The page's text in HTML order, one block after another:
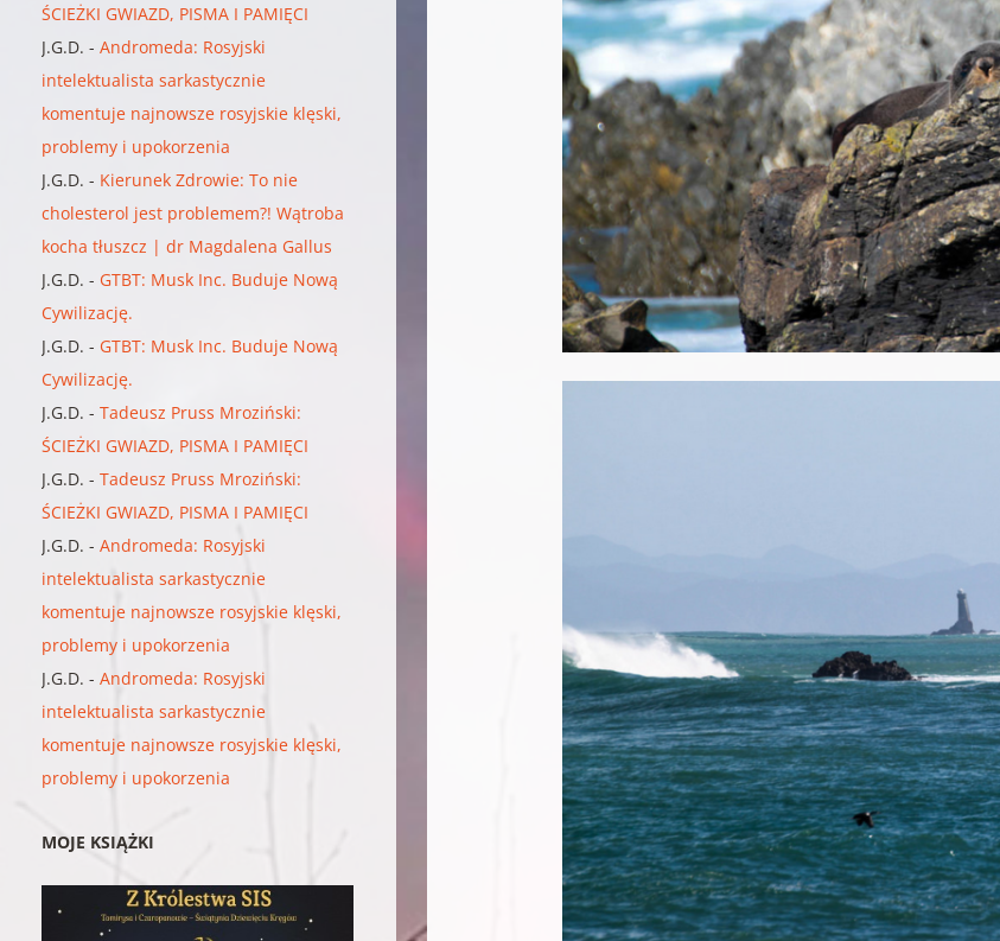
ŚCIEŻKI GWIAZD, PISMA I PAMIĘCI
J.G.D. -Andromeda: Rosyjski
intelektualista sarkastycznie
komentuje najnowsze rosyjskie klęski,
problemy i upokorzenia
J.G.D. - Kierunek Zdrowie: To nie
cholesterol jest problemem?! Wątroba
kocha tłuszcz | dr Magdalena Gallus
J.G.D. - GTBT: Musk Inc. Buduje Nową
Cywilizację.
J.G.D. - GTBT: Musk Inc. Buduje Nową
Cywilizację.
J.G.D. -Tadeusz Pruss Mroziński:
ŚCIEŻKI GWIAZD, PISMA I PAMIĘCI
J.G.D. -Tadeusz Pruss Mroziński:
ŚCIEŻKI GWIAZD, PISMA I PAMIĘCI
J.G.D. -Andromeda: Rosyjski
intelektualista sarkastycznie
komentuje najnowsze rosyjskie klęski,
problemy i upokorzenia
J.G.D. -Andromeda: Rosyjski
intelektualista sarkastycznie
komentuje najnowsze rosyjskie klęski,
problemy i upokorzenia
MOJE KSIĄŻKI